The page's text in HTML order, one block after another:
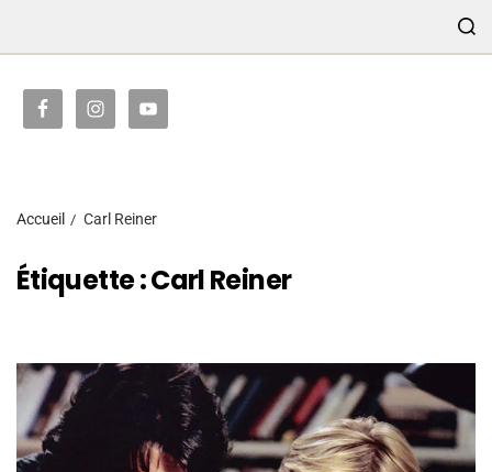
Accueil Carl Reiner
Étiquette :Carl Reiner